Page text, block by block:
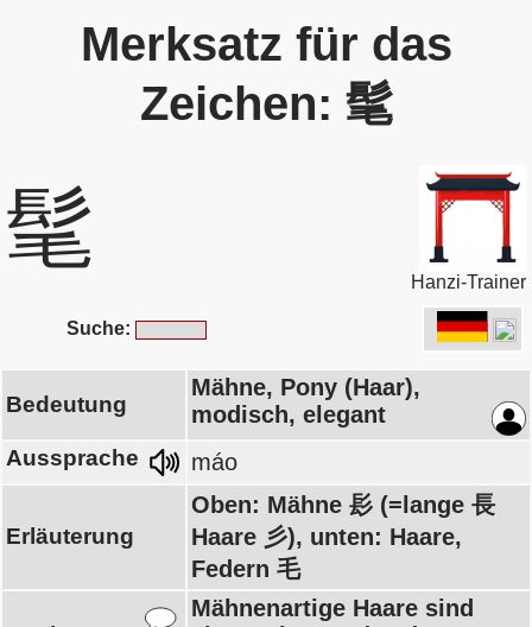
Merksatz für das
Zeichen: 髦
髦
Hanzi-Trainer
Suche:
Bedeutung
Mähne, Pony (Haar),
modisch, elegant
Aussprache máo
Erläuterung
Oben: Mähne 髟 (=lange 長
Haare 彡), unten: Haare,
Federn 毛
Mähnenartige Haare sind